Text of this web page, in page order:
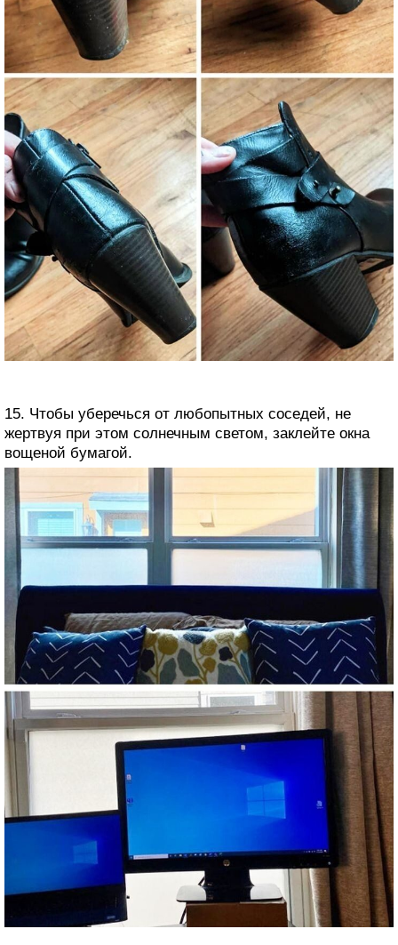
15. Чтобы уберечься от любопытных соседей, не
жертвуя при этом солнечным светом, заклейте окна
вощеной бумагой.